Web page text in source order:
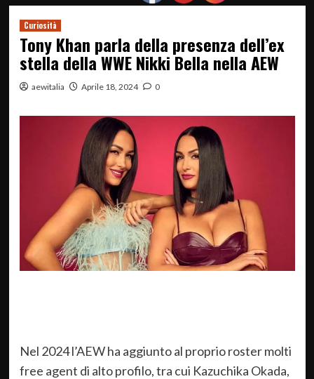
Curiosità
Tony Khan parla della presenza dell’ex
stella della WWE Nikki Bella nella AEW
aewitalia Aprile 18, 2024 0
Nel 2024 l’AEW ha aggiunto al proprio roster molti
free agent di alto profilo, tra cui Kazuchika Okada,